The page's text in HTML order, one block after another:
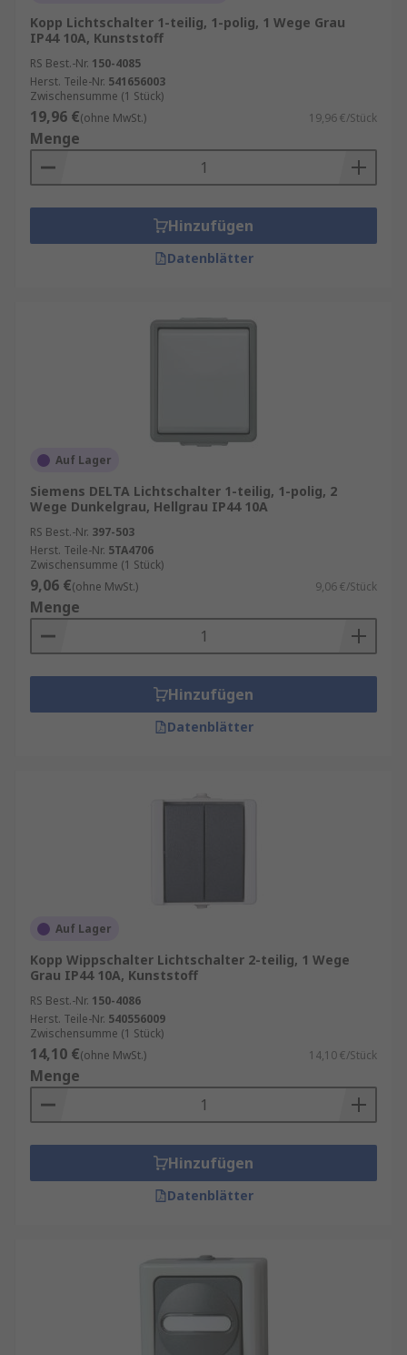
Kopp Lichtschalter 1-teilig, 1-polig, 1 Wege Grau
IP44 10A, Kunststoff
RS Best.-Nr. 150-4085
Herst. Teile-Nr. 541656003
Zwischensumme (1 Stück)
19,96 €(ohne MwSt.) 19,96 €/Stück
Menge
Hinzufügen
Datenblätter
Auf Lager
Siemens DELTA Lichtschalter 1-teilig, 1-polig, 2
Wege Dunkelgrau, Hellgrau IP44 10A
RS Best.-Nr. 397-503
Herst. Teile-Nr. 5TA4706
Zwischensumme (1 Stück)
9,06 €(ohne MwSt.) 9,06 €/Stück
Menge
Hinzufügen
Datenblätter
Auf Lager
Kopp Wippschalter Lichtschalter 2-teilig, 1 Wege
Grau IP44 10A, Kunststoff
RS Best.-Nr. 150-4086
Herst. Teile-Nr. 540556009
Zwischensumme (1 Stück)
14,10 €(ohne MwSt.) 14,10 €/Stück
Menge
Hinzufügen
Datenblätter